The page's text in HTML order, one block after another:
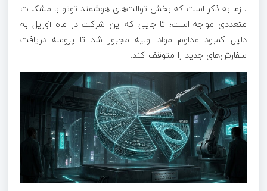
لازم به ذکر است که بخش توالت‌های هوشمند توتو با مشکلات
متعددی مواجه است؛ تا جایی که این شرکت در ماه آوریل به
دلیل کمبود مداوم مواد اولیه مجبور شد تا پروسه دریافت
سفارش‌های جدید را متوقف کند.